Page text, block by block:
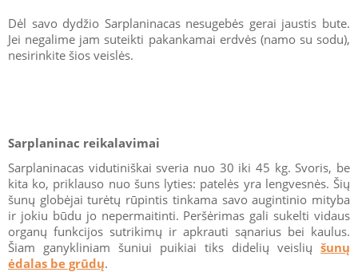
Dėl savo dydžio Sarplaninacas nesugebės gerai jaustis bute.
Jei negalime jam suteikti pakankamai erdvės (namo su sodu),
nesirinkite šios veislės.
Sarplaninac reikalavimai
Sarplaninacas vidutiniškai sveria nuo 30 iki 45 kg. Svoris, be
kita ko, priklauso nuo šuns lyties: patelės yra lengvesnės. Šių
šunų globėjai turėtų rūpintis tinkama savo augintinio mityba
ir jokiu būdu jo nepermaitinti. Peršėrimas gali sukelti vidaus
organų funkcijos sutrikimų ir apkrauti sąnarius bei kaulus.
Šiam ganykliniam šuniui puikiai tiks didelių veislių šunų
ėdalas be grūdų.